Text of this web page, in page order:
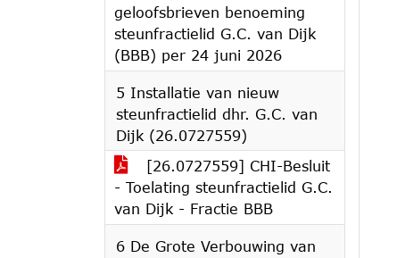
geloofsbrieven benoeming
steunfractielid G.C. van Dijk
(BBB) per 24 juni 2026
5 Installatie van nieuw
steunfractielid dhr. G.C. van
Dijk (26.0727559)
[26.0727559] CHI-Besluit
- Toelating steunfractielid G.C.
van Dijk - Fractie BBB
6 De Grote Verbouwing van